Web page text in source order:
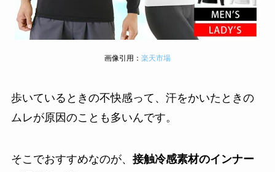
画像引用： 楽天市場
歩いているときの不快感って、汗をかいたときの
ムレが原因のことも多いんです。
そこでおすすめなのが、 接触冷感素材のインナー